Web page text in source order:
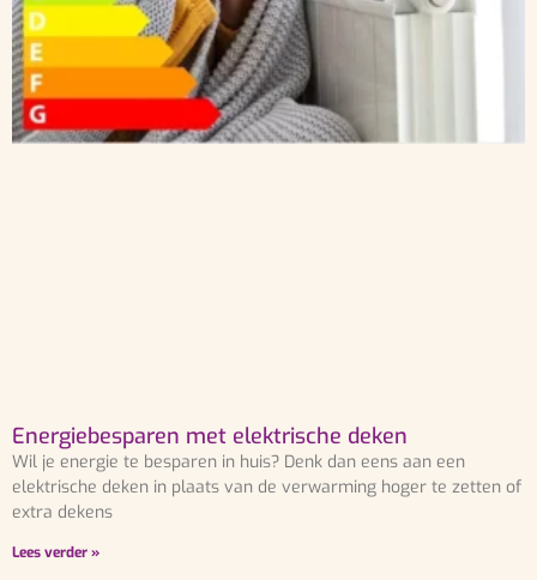
Energiebesparen met elektrische deken
Wil je energie te besparen in huis? Denk dan eens aan een
elektrische deken in plaats van de verwarming hoger te zetten of
extra dekens
Lees verder »